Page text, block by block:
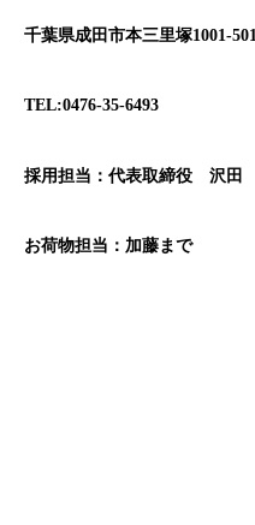
千葉県成田市本三里塚1001-501
TEL:0476-35-6493
採用担当：代表取締役 沢田
お荷物担当：加藤まで